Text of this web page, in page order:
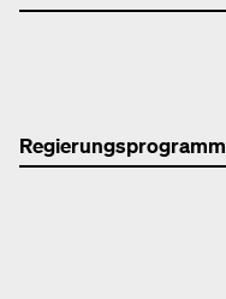
Regierungsprogramm